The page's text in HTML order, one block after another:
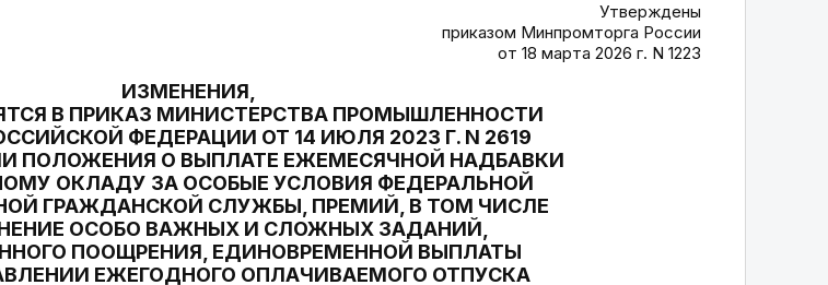
Утверждены
приказом Минпромторга России
от 18 марта 2026 г. N 1223
ИЗМЕНЕНИЯ,
В ПРИКАЗ МИНИСТЕРСТВА ПРОМЫШЛЕННОСТИ
ФЕДЕРАЦИИ ОТ 14 ИЮЛЯ 2023 Г. N 2619
ПОЛОЖЕНИЯ О ВЫПЛАТЕ ЕЖЕМЕСЯЧНОЙ НАДБАВКИ
ОКЛАДУ ЗА ОСОБЫЕ УСЛОВИЯ ФЕДЕРАЛЬНОЙ
ГРАЖДАНСКОЙ СЛУЖБЫ, ПРЕМИЙ, В ТОМ ЧИСЛЕ
ОСОБО ВАЖНЫХ И СЛОЖНЫХ ЗАДАНИЙ,
ПООЩРЕНИЯ, ЕДИНОВРЕМЕННОЙ ВЫПЛАТЫ
ЕЖЕГОДНОГО ОПЛАЧИВАЕМОГО ОТПУСКА